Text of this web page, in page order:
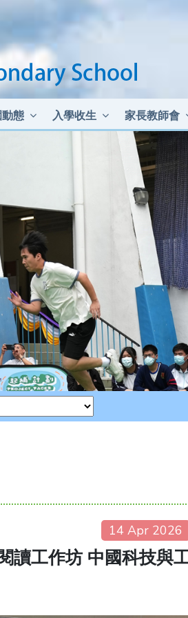
態 入學收生 家長教師會
14 Apr 2026
讀工作坊 中國科技與